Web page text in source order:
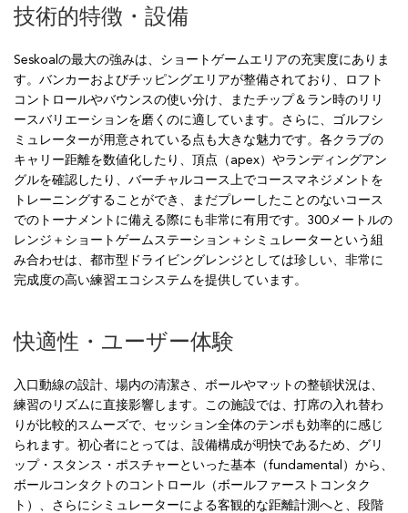
技術的特徴・設備
Seskoalの最大の強みは、ショートゲームエリアの充実度にありま
す。バンカーおよびチッピングエリアが整備されており、ロフト
コントロールやバウンスの使い分け、またチップ＆ラン時のリリ
ースバリエーションを磨くのに適しています。さらに、ゴルフシ
ミュレーターが用意されている点も大きな魅力です。各クラブの
キャリー距離を数値化したり、頂点（apex）やランディングアン
グルを確認したり、バーチャルコース上でコースマネジメントを
トレーニングすることができ、まだプレーしたことのないコース
でのトーナメントに備える際にも非常に有用です。300メートルの
レンジ＋ショートゲームステーション＋シミュレーターという組
み合わせは、都市型ドライビングレンジとしては珍しい、非常に
完成度の高い練習エコシステムを提供しています。
快適性・ユーザー体験
入口動線の設計、場内の清潔さ、ボールやマットの整頓状況は、
練習のリズムに直接影響します。この施設では、打席の入れ替わ
りが比較的スムーズで、セッション全体のテンポも効率的に感じ
られます。初心者にとっては、設備構成が明快であるため、グリ
ップ・スタンス・ポスチャーといった基本（fundamental）から、
ボールコンタクトのコントロール（ボールファーストコンタク
ト）、さらにシミュレーターによる客観的な距離計測へと、段階